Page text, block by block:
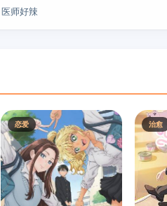
医师好辣
恋爱 治愈